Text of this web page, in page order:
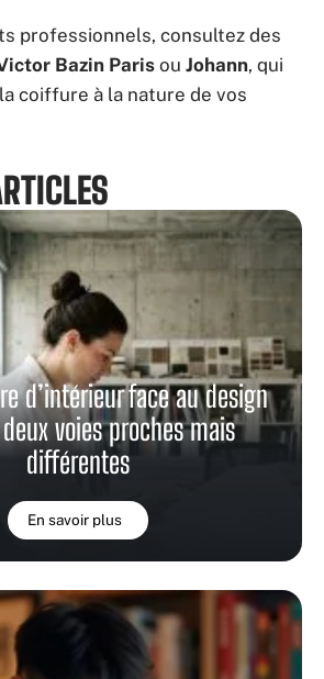
professionnels, consultez des
Bazin Paris ou Johann, qui
coiffure à la nature de vos
d’intérieur face au design
voies proches mais
différentes
En savoir plus